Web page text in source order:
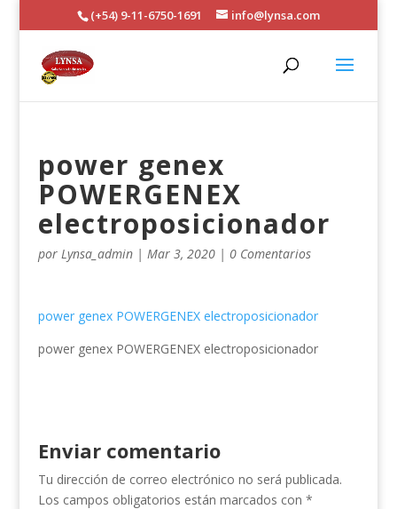
(+54) 9-11-6750-1691 info@lynsa.com
power genex
POWERGENEX
electroposicionador
por Lynsa_admin| Mar 3, 2020| 0 Comentarios
power genex POWERGENEX electroposicionador
power genex POWERGENEX electroposicionador
Enviar comentario
Tu dirección de correo electrónico no será publicada.
Los campos obligatorios están marcados con *